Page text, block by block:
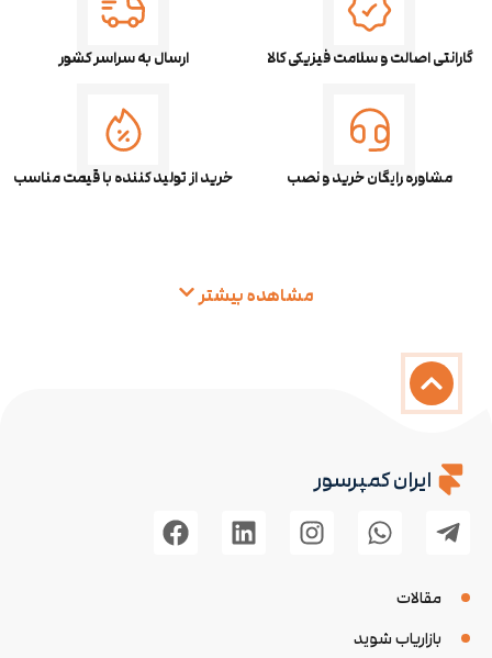
گارانتی اصالت و سلامت فیزیکی کالا ارسال به سراسر کشور
مشاوره رایگان خرید و نصب خرید از تولید کننده با قیمت مناسب
مشاهده بیشتر
مقالات
بازاریاب شوید
ایران کمپرسور